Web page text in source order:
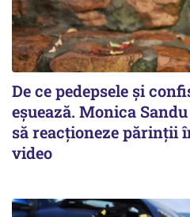
De ce pedepsele și
eșuează. Monica
să reacționeze părinții
video